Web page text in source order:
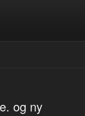
og ny